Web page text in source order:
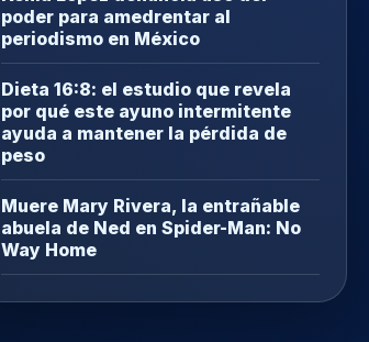
poder para amedrentar al
periodismo en México
Dieta 16:8: el estudio que revela
por qué este ayuno intermitente
ayuda a mantener la pérdida de
peso
Muere Mary Rivera, la entrañable
abuela de Ned en Spider-Man: No
Way Home